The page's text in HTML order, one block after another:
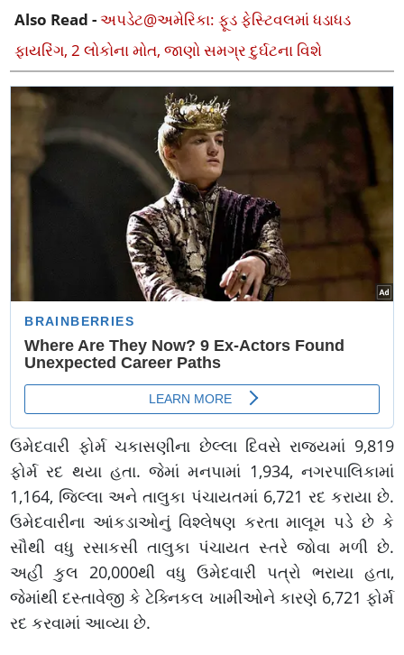
Also Read -અપડેટ@અમેરિકા: ફૂડ ફેસ્ટિવલમાં ધડાધડ
ફાયરિંગ, 2 લોકોના મોત, જાણો સમગ્ર દુર્ઘટના વિશે
ઉમેદવારી ફોર્મ ચકાસણીના છેલ્લા દિવસે રાજ્યમાં 9,819
ફોર્મ રદ થયા હતા. જેમાં મનપામાં 1,934, નગરપાલિકામાં
1,164, જિલ્લા અને તાલુકા પંચાયતમાં 6,721 રદ કરાયા છે.
ઉમેદવારીના આંકડાઓનું વિશ્લેષણ કરતા માલૂમ પડે છે કે
સૌથી વધુ રસાકસી તાલુકા પંચાયત સ્તરે જોવા મળી છે.
અહીં કુલ 20,000થી વધુ ઉમેદવારી પત્રો ભરાયા હતા,
જેમાંથી દસ્તાવેજી કે ટેક્નિકલ ખામીઓને કારણે 6,721 ફોર્મ
રદ કરવામાં આવ્યા છે.